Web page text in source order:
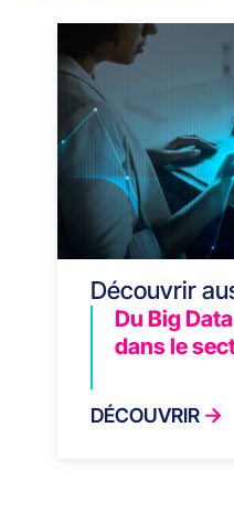
Découvrir
Du Big
dans le
DÉCOUVRIR